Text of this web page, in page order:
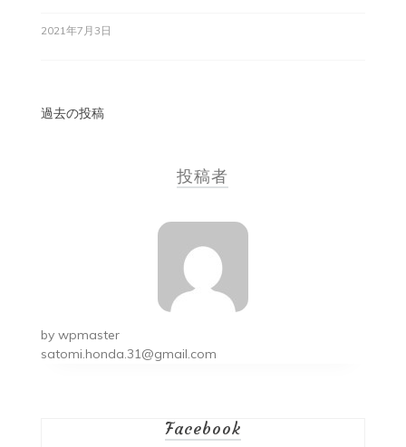
2021年7月3日
投
シ
ョ
過去の投稿
投稿者
by wpmaster
satomi.honda.31@gmail.com
Facebook